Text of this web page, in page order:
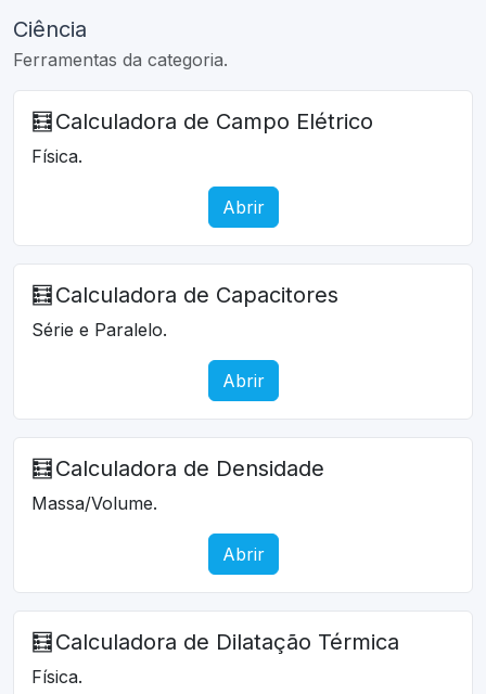
Ciência
Ferramentas da categoria.
🧮 Calculadora de Campo Elétrico
Física.
Abrir
🧮 Calculadora de Capacitores
Série e Paralelo.
Abrir
🧮 Calculadora de Densidade
Massa/Volume.
Abrir
🧮 Calculadora de Dilatação Térmica
Física.